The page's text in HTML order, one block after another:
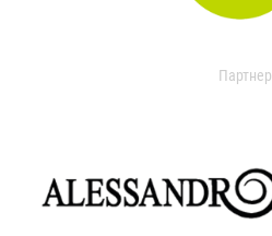
Партнер